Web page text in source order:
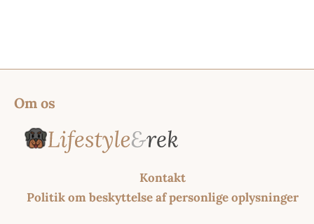
Om os
Kontakt
Politik om beskyttelse af personlige oplysninger